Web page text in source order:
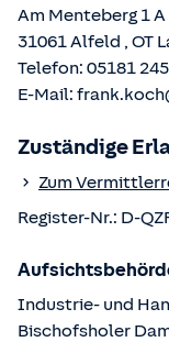
Am Menteberg 1 A
31061Alfeld , OT
Telefon: 05181
E-Mail:
Zuständige
Zum
Register-Nr.: D-
Industrie- und
Bischofsholer